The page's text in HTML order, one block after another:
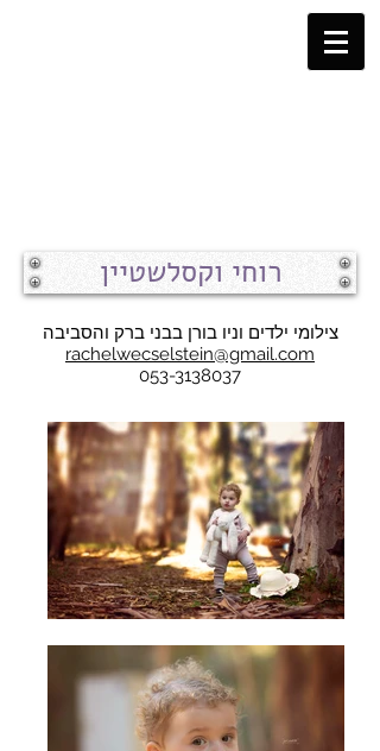
רוחי וקסלשטיין
צילומי ילדים וניו בורן בבני ברק והסביבה
rachelwecselstein@gmail.com
053-3138037